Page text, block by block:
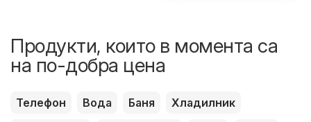
Продукти, които в момента са
на по-добра цена
Телефон Вода Баня
Хладилник